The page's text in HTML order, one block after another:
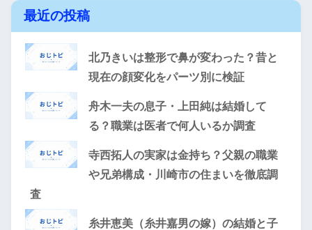
最近の投稿
北乃きいは整形で鼻が変わった？昔と
現在の顔変化をパーツ別に検証
舟木一夫の息子・上田純は結婚して
る？職業は医者で何人いるか調査
寺西拓人の実家は金持ち？父親の職業
や兄弟構成・川崎市の住まいを徹底調
査
糸井恵美（糸井嘉男の嫁）の結婚と子